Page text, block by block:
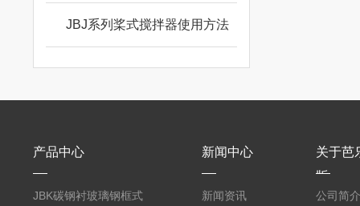
JBJ系列桨式搅拌器使用方法
产品中心
JBK碳钢衬玻璃钢框式
新闻中心
新闻资讯
关于芭
版
公司简介